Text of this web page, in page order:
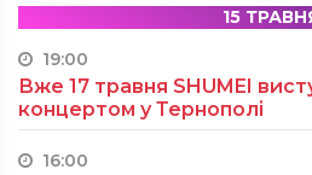
15
19:00
Вже 17 травня SHUMEI
концертом у Тернополі
16:00